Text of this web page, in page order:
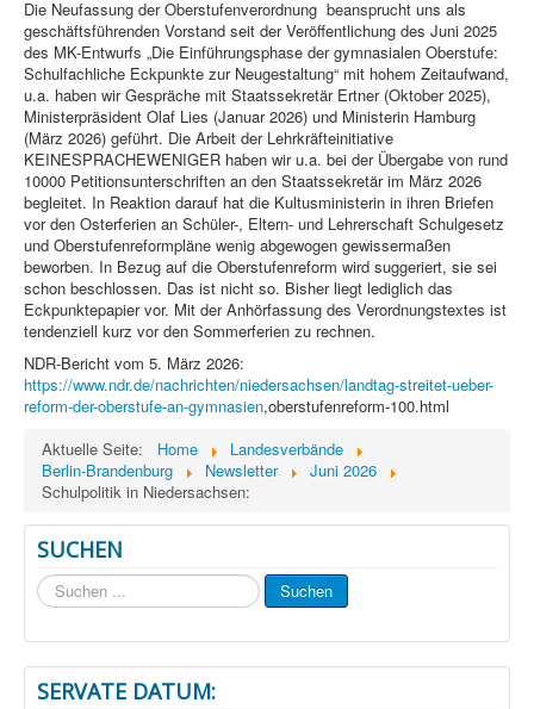
Die Neufassung der Oberstufenverordnung beansprucht uns als
geschäftsführenden Vorstand seit der Veröffentlichung des Juni 2025
des MK-Entwurfs „Die Einführungsphase der gymnasialen Oberstufe:
Schulfachliche Eckpunkte zur Neugestaltung“ mit hohem Zeitaufwand,
u.a. haben wir Gespräche mit Staatssekretär Ertner (Oktober 2025),
Ministerpräsident Olaf Lies (Januar 2026) und Ministerin Hamburg
(März 2026) geführt. Die Arbeit der Lehrkräfteinitiative
KEINESPRACHEWENIGER haben wir u.a. bei der Übergabe von rund
10000 Petitionsunterschriften an den Staatssekretär im März 2026
begleitet. In Reaktion darauf hat die Kultusministerin in ihren Briefen
vor den Osterferien an Schüler-, Eltern- und Lehrerschaft Schulgesetz
und Oberstufenreformpläne wenig abgewogen gewissermaßen
beworben. In Bezug auf die Oberstufenreform wird suggeriert, sie sei
schon beschlossen. Das ist nicht so. Bisher liegt lediglich das
Eckpunktepapier vor. Mit der Anhörfassung des Verordnungstextes ist
tendenziell kurz vor den Sommerferien zu rechnen.
NDR-Bericht vom 5. März 2026:
https://www.ndr.de/nachrichten/niedersachsen/landtag-streitet-ueber-
reform-der-oberstufe-an-gymnasien,oberstufenreform-100.html
Aktuelle Seite:
Home
Landesverbände
Berlin-Brandenburg
Newsletter
Juni 2026
Schulpolitik in Niedersachsen:
SUCHEN
Suchen
...
Suchen
SERVATE DATUM: